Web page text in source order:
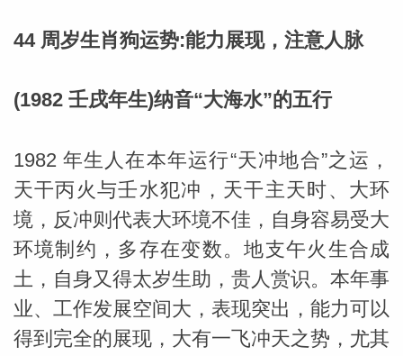
44 周岁生肖狗运势:能力展现，注意人脉
(1982 壬戌年生)纳音“大海水”的五行
1982 年生人在本年运行“天冲地合”之运，
天干丙火与壬水犯冲，天干主天时、大环
境，反冲则代表大环境不佳，自身容易受大
环境制约，多存在变数。地支午火生合成
土，自身又得太岁生助，贵人赏识。本年事
业、工作发展空间大，表现突出，能力可以
得到完全的展现，大有一飞冲天之势，尤其